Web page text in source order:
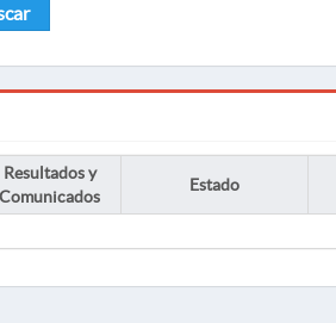
Resultados y
Comunicados
Estado